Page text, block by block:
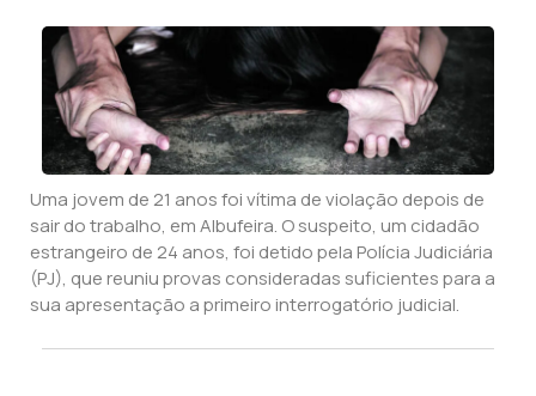
Uma jovem de 21 anos foi vítima de violação depois de
sair do trabalho, em Albufeira. O suspeito, um cidadão
estrangeiro de 24 anos, foi detido pela Polícia Judiciária
(PJ), que reuniu provas consideradas suficientes para a
sua apresentação a primeiro interrogatório judicial.